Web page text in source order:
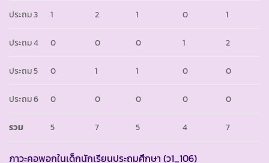
ประถม 3 1 2 1 0 1
ประถม 4 0 0 0 1 2
ประถม 5 0 1 1 0 0
ประถม 6 0 0 0 0 0
รวม 5 7 5 4 7
ภาวะคอพอกในเด็กนักเรียนประถมศึกษา (ว1_106)